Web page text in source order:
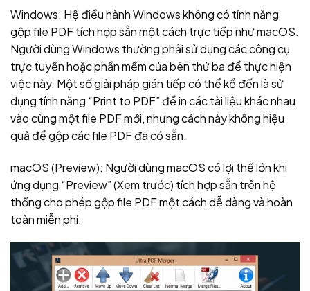
Windows: Hệ điều hành Windows không có tính năng
gộp file PDF tích hợp sẵn một cách trực tiếp như macOS.
Người dùng Windows thường phải sử dụng các công cụ
trực tuyến hoặc phần mềm của bên thứ ba để thực hiện
việc này. Một số giải pháp gián tiếp có thể kể đến là sử
dụng tính năng “Print to PDF” để in các tài liệu khác nhau
vào cùng một file PDF mới, nhưng cách này không hiệu
quả để gộp các file PDF đã có sẵn.
macOS (Preview): Người dùng macOS có lợi thế lớn khi
ứng dụng “Preview” (Xem trước) tích hợp sẵn trên hệ
thống cho phép gộp file PDF một cách dễ dàng và hoàn
toàn miễn phí.